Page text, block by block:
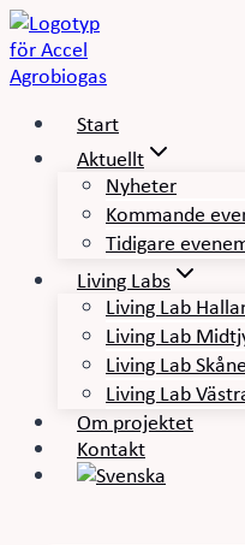
Skip
to
content
Start
Aktuellt
Nyheter
Kommande
Tidigare
Living Labs
Living Lab
Living Lab
Living Lab Skåne
Living Lab
Om projektet
Kontakt